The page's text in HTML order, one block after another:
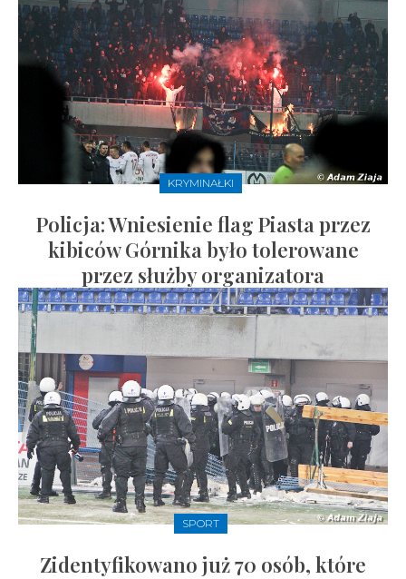
KRYMINAŁKI
Policja: Wniesienie flag Piasta przez
kibiców Górnika było tolerowane
przez służby organizatora
SPORT
Zidentyfikowano już 70 osób, które